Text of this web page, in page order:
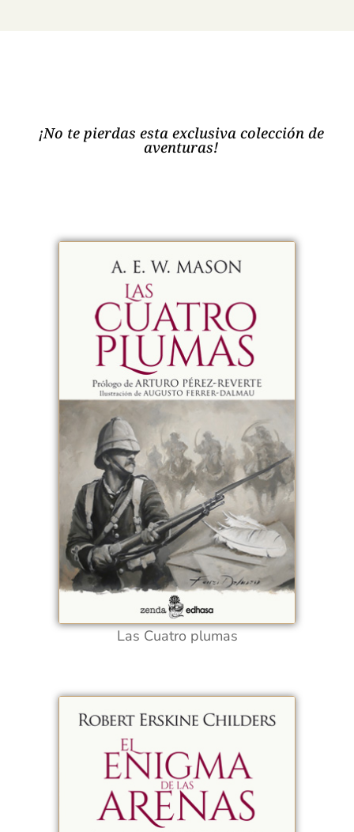
¡No te pierdas esta exclusiva colección de
aventuras!
Las Cuatro plumas